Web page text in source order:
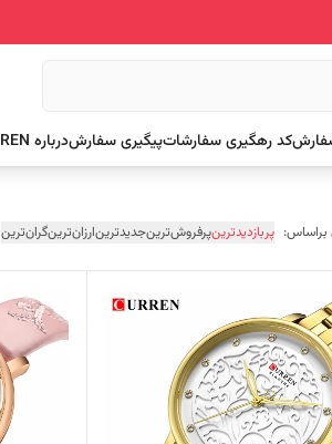
کد رهگیری سفارشاتپیگیری سفارشدرباره CURREN
پربازدیدترینپرفروش‌ترینجدیدترینارزان‌ترینگران‌ترین